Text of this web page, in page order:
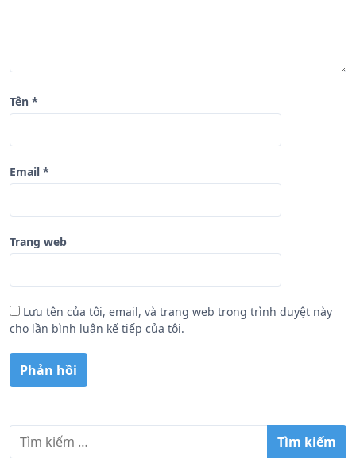
Tên *
Email *
Trang web
Lưu tên của tôi, email, và trang web trong trình duyệt này
cho lần bình luận kế tiếp của tôi.